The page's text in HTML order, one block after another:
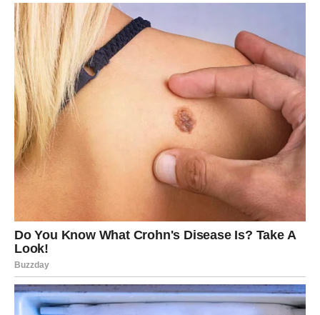
naučilo da strpljenje često donosi bolje rezultate od
brzopletosti.
Ljubavni život također prolazi kroz fazu promjena. Ako ste
u vezi, partner bi mogao primijetiti da ste tiši nego inače.
Zato je važno da objasnite kako vam je potreban mir, a ne
udaljavanje. Iskren razgovor spriječit će nepotrebne
nesporazume.
Slobodni Blizanci mogli bi upoznati osobu koja će ih
privući svojom smirenošću i zrelošću. Ovaj put neće vas
Najveća lekcija koju vam donosi ovaj period jeste da nije
potrebno reagovati na svaku situaciju. Ponekad je
ravnodušnost zapravo znak unutrašnje snage i mudrosti.